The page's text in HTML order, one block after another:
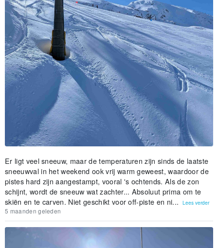
Er ligt veel sneeuw, maar de temperaturen zijn sinds de laatste
sneeuwval in het weekend ook vrij warm geweest, waardoor de
pistes hard zijn aangestampt, vooral 's ochtends. Als de zon
schijnt, wordt de sneeuw wat zachter... Absoluut prima om te
skiën en te carven. Niet geschikt voor off-piste en ni...
Lees verder
5 maanden geleden